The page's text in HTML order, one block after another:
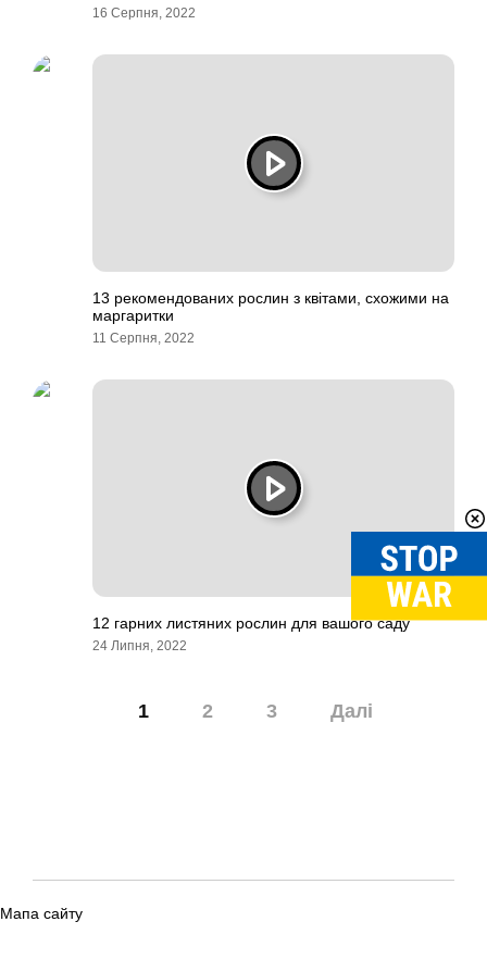
16 Серпня, 2022
13 рекомендованих рослин з квітами, схожими на
маргаритки
11 Серпня, 2022
12 гарних листяних рослин для вашого саду
24 Липня, 2022
1 2 3 Далі
Мапа сайту